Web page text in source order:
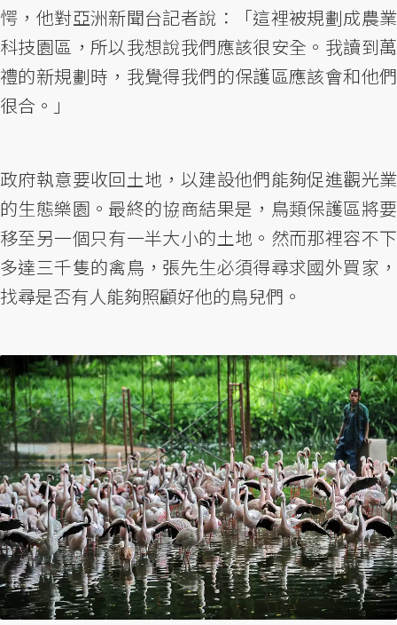
愕，他對亞洲新聞台記者說：「這裡被規劃成農業
科技園區，所以我想說我們應該很安全。我讀到萬
禮的新規劃時，我覺得我們的保護區應該會和他們
很合。」
政府執意要收回土地，以建設他們能夠促進觀光業
的生態樂園。最終的協商結果是，鳥類保護區將要
移至另一個只有一半大小的土地。然而那裡容不下
多達三千隻的禽鳥，張先生必須得尋求國外買家，
找尋是否有人能夠照顧好他的鳥兒們。